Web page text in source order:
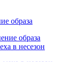
образа
в несезон